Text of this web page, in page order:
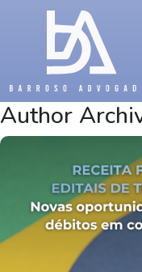
Author